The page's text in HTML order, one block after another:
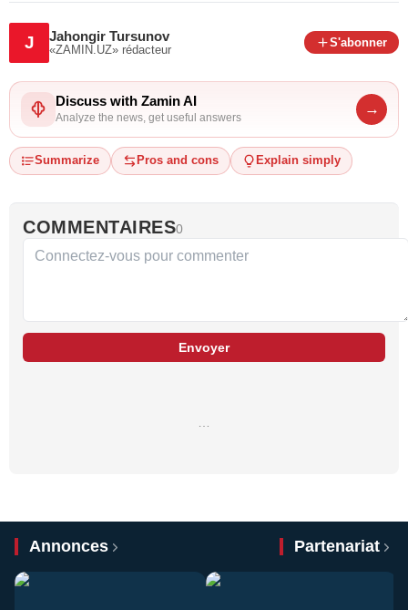
J Jahongir Tursunov
«ZAMIN.UZ» rédacteur
S'abonner
Discuss with Zamin AI
Analyze the news, get useful answers
→
Summarize Pros and cons Explain simply
COMMENTAIRES0
Envoyer
Annonces Partenariat